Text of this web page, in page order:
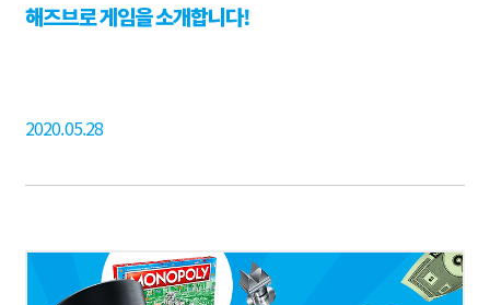
해즈브로 게임을 소개합니다!
2020.05.28